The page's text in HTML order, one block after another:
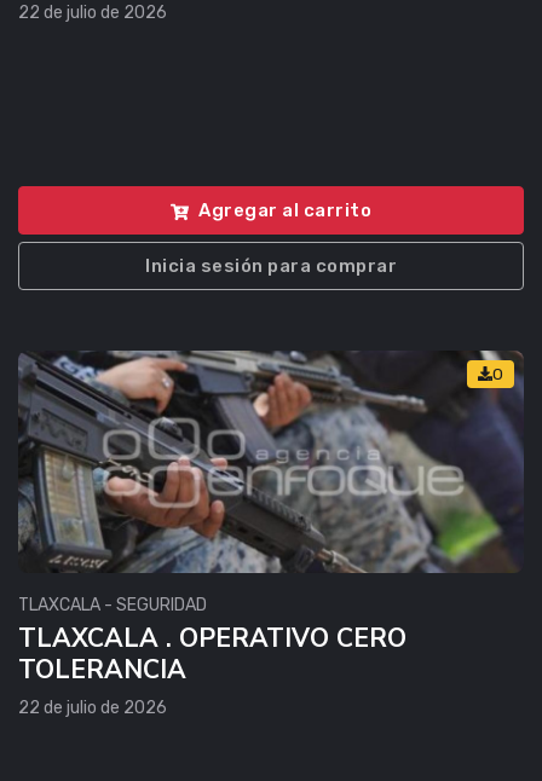
22 de julio de 2026
Agregar al carrito
Inicia sesión para comprar
0
TLAXCALA - SEGURIDAD
TLAXCALA . OPERATIVO CERO
TOLERANCIA
22 de julio de 2026